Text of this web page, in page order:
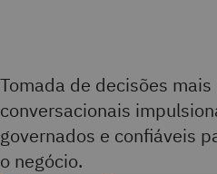
Tomada de decisões
conversacionais
governados e confiáveis
o negócio.